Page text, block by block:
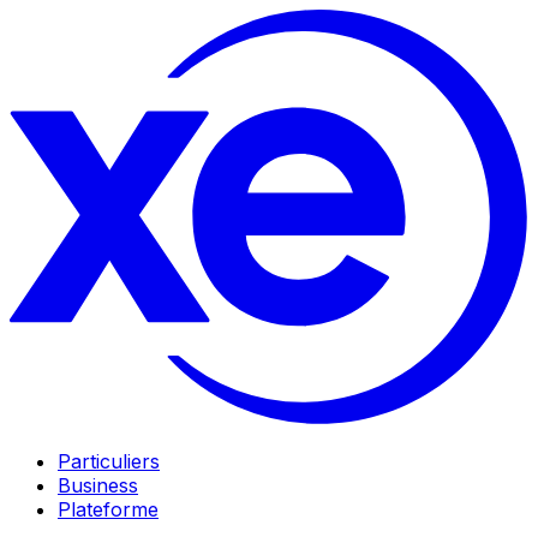
Particuliers
Business
Plateforme